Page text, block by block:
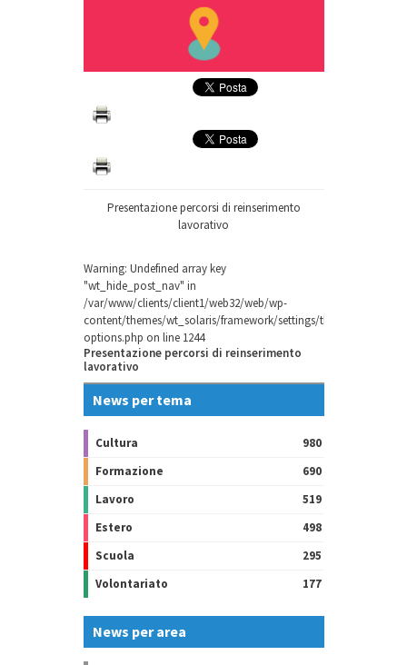
Presentazione percorsi di reinserimento
lavorativo
Warning: Undefined array key
"wt_hide_post_nav" in
/var/www/clients/client1/web32/web/wp-
content/themes/wt_solaris/framework/settings/theme-
options.php on line 1244
Presentazione percorsi di reinserimento
lavorativo
News per tema
Cultura
980
Formazione
690
Lavoro
519
Estero
498
Scuola
295
Volontariato
177
News per area